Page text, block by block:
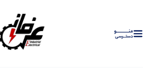
منــــــــــــو
دستــرسی